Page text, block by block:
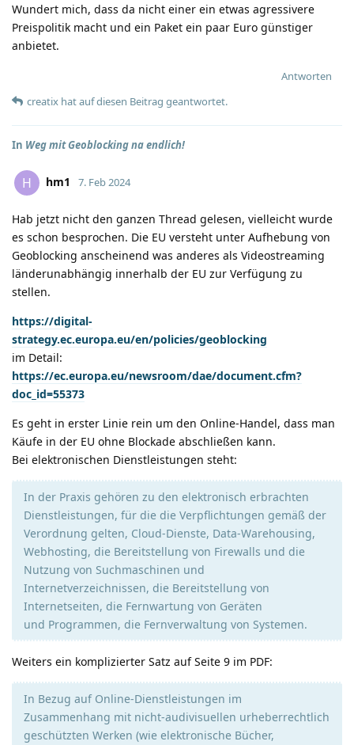
Wundert mich, dass da nicht einer ein etwas agressivere
Preispolitik macht und ein Paket ein paar Euro günstiger
anbietet.
Antworten
creatix hatauf diesen Beitrag geantwortet.
In Weg mit Geoblocking na endlich!
H hm1 7. Feb 2024
Hab jetzt nicht den ganzen Thread gelesen, vielleicht wurde
es schon besprochen. Die EU versteht unter Aufhebung von
Geoblocking anscheinend was anderes als Videostreaming
länderunabhängig innerhalb der EU zur Verfügung zu
stellen.
https://digital-
strategy.ec.europa.eu/en/policies/geoblocking
im Detail:
https://ec.europa.eu/newsroom/dae/document.cfm?
doc_id=55373
Es geht in erster Linie rein um den Online-Handel, dass man
Käufe in der EU ohne Blockade abschließen kann.
Bei elektronischen Dienstleistungen steht:
In der Praxis gehören zu den elektronisch erbrachten
Dienstleistungen, für die die Verpflichtungen gemäß der
Verordnung gelten, Cloud-Dienste, Data-Warehousing,
Webhosting, die Bereitstellung von Firewalls und die
Nutzung von Suchmaschinen und
Internetverzeichnissen, die Bereitstellung von
Internetseiten, die Fernwartung von Geräten
und Programmen, die Fernverwaltung von Systemen.
Weiters ein komplizierter Satz auf Seite 9 im PDF:
In Bezug auf Online-Dienstleistungen im
Zusammenhang mit nicht-audivisuellen urheberrechtlich
geschützten Werken (wie elektronische Bücher,